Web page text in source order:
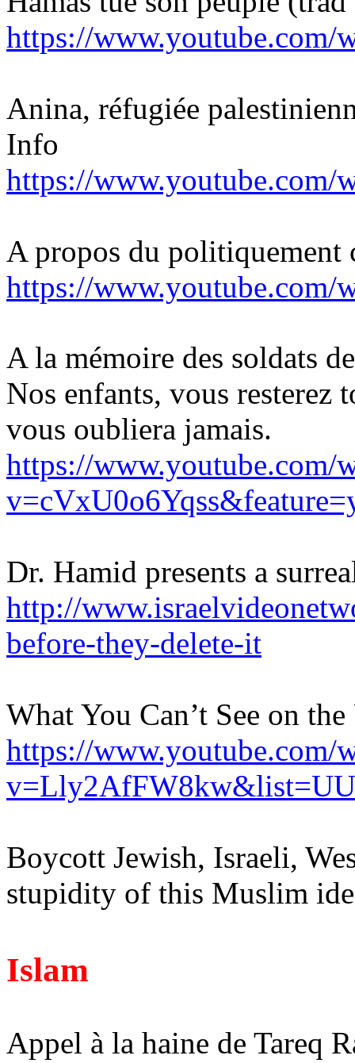
https://www.youtube.com/
Anina, réfugiée
Info
https://www.youtube.com/
A propos du
https://www.youtube.com/
A la mémoire des soldats
Nos enfants, vous resterez
vous oubliera jamais.
https://www.youtube.com/
Dr. Hamid presents a
http://
before-they-delete-it
What You Can’t See on
https://www.youtube.com/
Boycott Jewish, Israeli,
stupidity of this Muslim
Islam
Appel à la haine de Tareq